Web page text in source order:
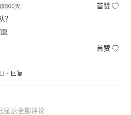
首赞
？
复
首赞
回复
显示全部评论